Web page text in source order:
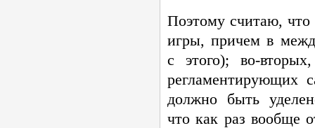
Поэтому считаю,
игры, причем в
с этого);во-вторых
регламентирующих
должно быть
что как раз вообще